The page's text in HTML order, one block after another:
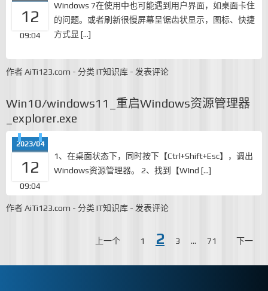
12
09:04
Windows 7在使用中也可能遇到用户界面，如桌面卡住
的问题。或者刷新很慢屏幕呈锯齿状显示，图标、快捷
方式显 […]
作者AiTi123.com - 分类 IT知识库 - 发表评论
Win10/windows11_重启Windows资源管理器
_explorer.exe
2023/04
12
09:04
1、在桌面状态下，同时按下【Ctrl+Shift+Esc】，调出
Windows资源管理器。 2、找到【WInd […]
作者AiTi123.com - 分类 IT知识库 - 发表评论
上一个 1 2 3 … 71 下一